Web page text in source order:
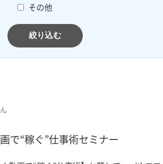
その他
で“稼ぐ”仕事術セミナー